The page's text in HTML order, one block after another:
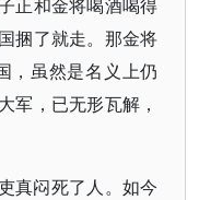
正和金将喝酒喝得
捆了就走。那金将
，虽然是名义上仍
军，已无形瓦解，
真闷死了人。如今